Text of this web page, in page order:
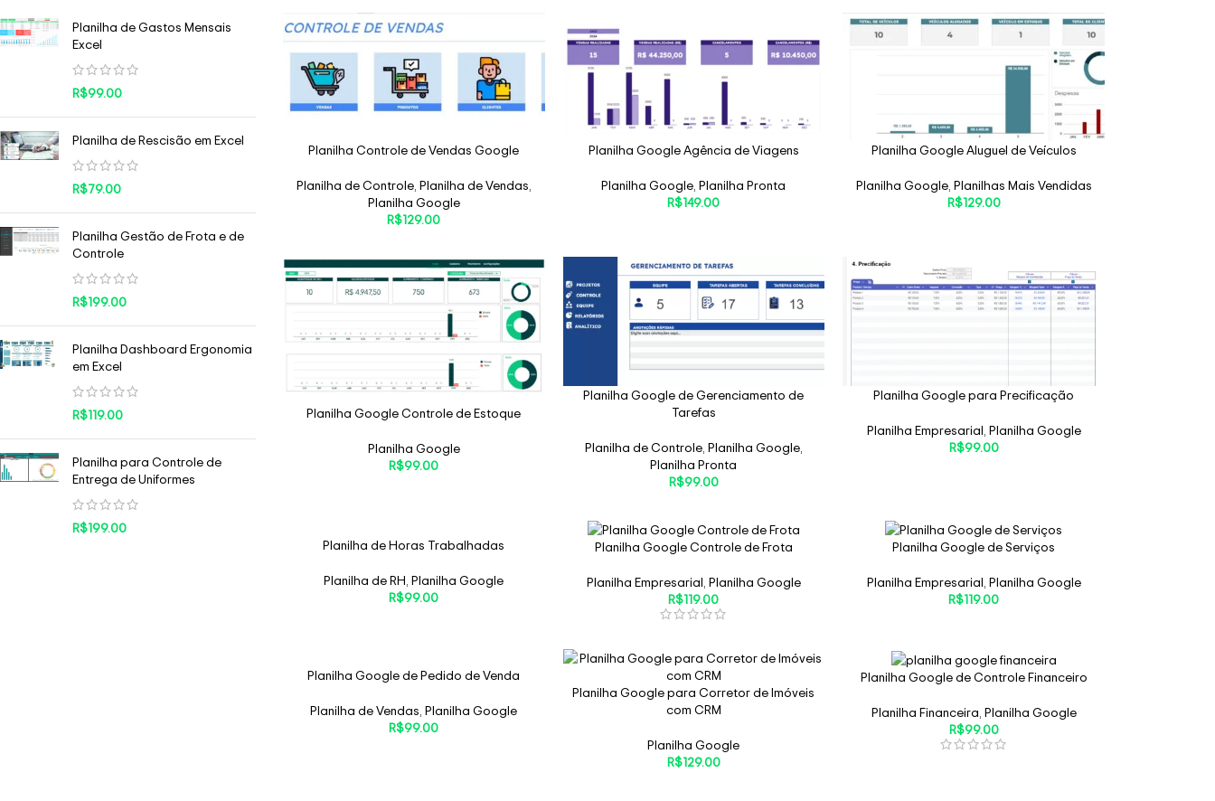
Planilha de Gastos Mensais
Excel
R$99.00
Planilha de Rescisão em Excel
R$79.00
Planilha Gestão de Frota e de
Controle
R$199.00
Planilha Dashboard Ergonomia
em Excel
R$119.00
Planilha para Controle de
Entrega de Uniformes
R$199.00
Planilha Controle de Vendas Google
Planilha de Controle, Planilha de Vendas,
Planilha Google
R$129.00
Planilha Google Agência de Viagens
Planilha Google, Planilha Pronta
R$149.00
Planilha Google Aluguel de Veículos
Planilha Google, Planilhas Mais Vendidas
R$129.00
Planilha Google Controle de Estoque
Planilha Google
R$99.00
Planilha Google de Gerenciamento de
Tarefas
Planilha de Controle, Planilha Google,
Planilha Pronta
R$99.00
Planilha Google para Precificação
Planilha Empresarial, Planilha Google
R$99.00
Planilha de Horas Trabalhadas
Planilha de RH, Planilha Google
R$99.00
Planilha Google Controle de Frota
Planilha Empresarial, Planilha Google
R$119.00
Planilha Google de Serviços
Planilha Empresarial, Planilha Google
R$119.00
Planilha Google de Pedido de Venda
Planilha de Vendas, Planilha Google
R$99.00
Planilha Google para Corretor de Imóveis
com CRM
Planilha Google
R$129.00
Planilha Google de Controle Financeiro
Planilha Financeira, Planilha Google
R$99.00